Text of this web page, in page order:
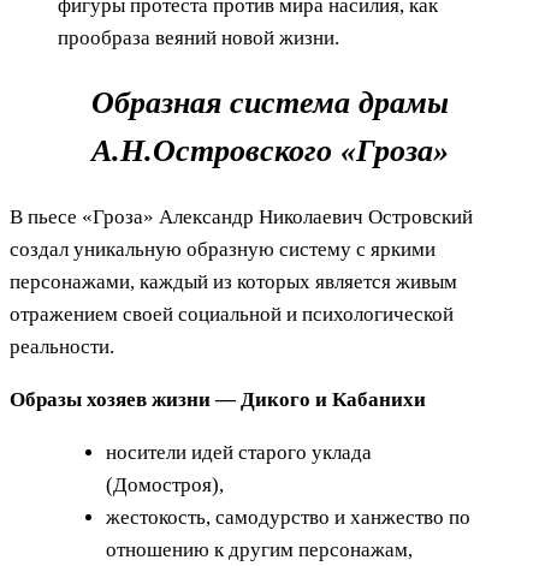
фигуры протеста против мира насилия, как
прообраза веяний новой жизни.
Образная система драмы
А.Н.Островского «Гроза»
В пьесе «Гроза» Александр Николаевич Островский
создал уникальную образную систему с яркими
персонажами, каждый из которых является живым
отражением своей социальной и психологической
реальности.
Образы хозяев жизни — Дикого и Кабанихи
носители идей старого уклада
(Домостроя),
жестокость, самодурство и ханжество по
отношению к другим персонажам,